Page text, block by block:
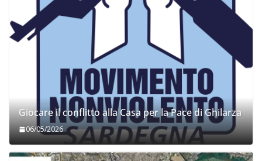
Giocare il conflitto alla Casa per la Pace di Ghilarza
06/05/2026